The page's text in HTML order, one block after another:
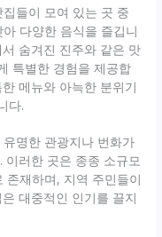
들이 모여 있는 곳 중
다양한 음식을 즐깁니
숨겨진 진주와 같은 맛
특별한 경험을 제공합
메뉴와 아늑한 분위기
다.
명한 관광지나 번화가
러한 곳은 종종 소규모
존재하며, 지역 주민들이
대중적인 인기를 끌지